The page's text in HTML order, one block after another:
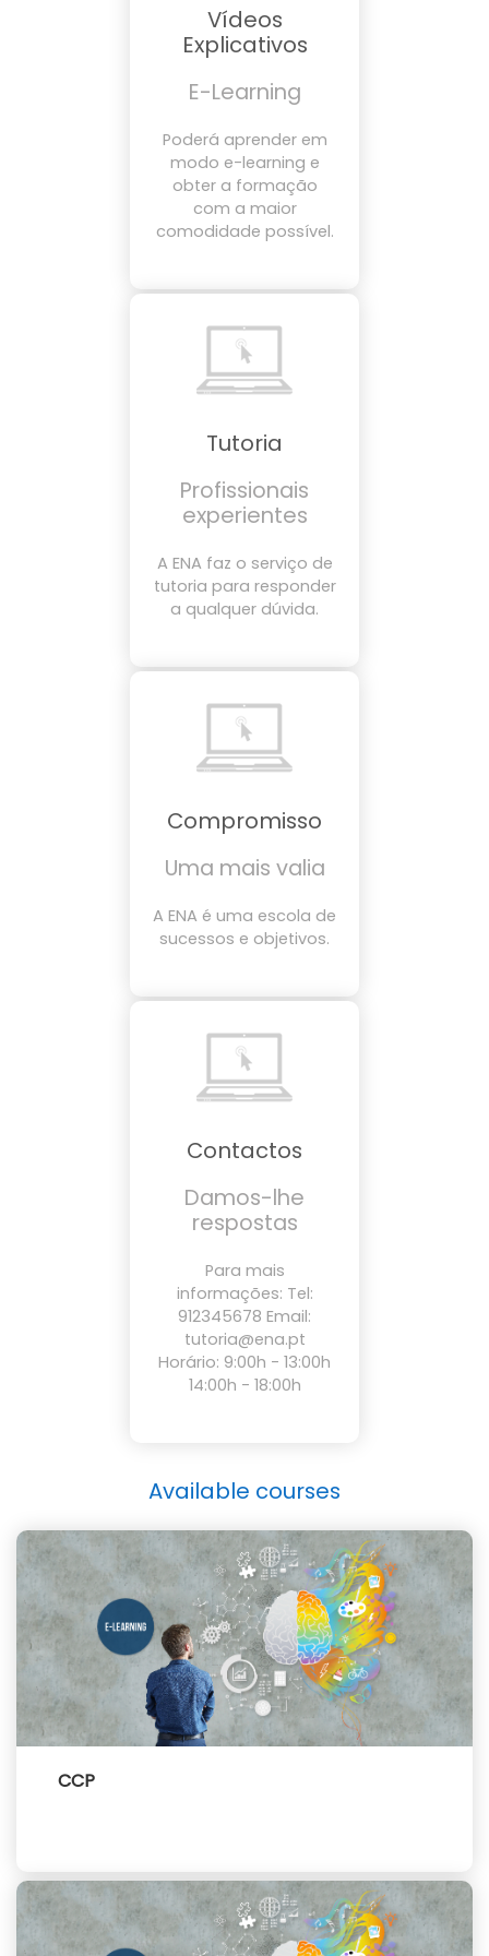
Vídeos
Explicativos
E-Learning
Poderá aprender em
modo e-learning e
obter a formação
com a maior
comodidade possível.
Tutoria
Profissionais
experientes
A ENA faz o serviço de
tutoria para responder
a qualquer dúvida.
Compromisso
Uma mais valia
A ENA é uma escola de
sucessos e objetivos.
Contactos
Damos-lhe
respostas
Para mais
informações: Tel:
912345678 Email:
tutoria@ena.pt
Horário: 9:00h - 13:00h
14:00h - 18:00h
Available courses
CCP